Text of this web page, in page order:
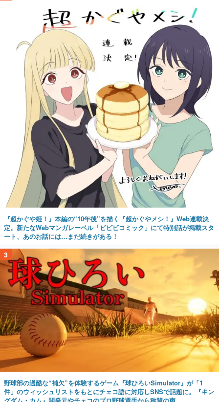
『超かぐや姫！』本編の“10年後”を描く『超かぐやメシ！』Web連載決
定。新たなWebマンガレーベル「ビビビコミック」にて特別話が掲載スタ
ート、あのお話には…まだ続きがある！
3
野球部の過酷な“補欠”を体験するゲーム『球ひろいSimulator』が「1
件」のウィッシュリストをもとにチェコ語に対応しSNSで話題に。『キン